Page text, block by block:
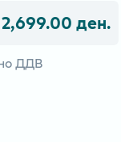
2,699.00 ден.
ДДВ